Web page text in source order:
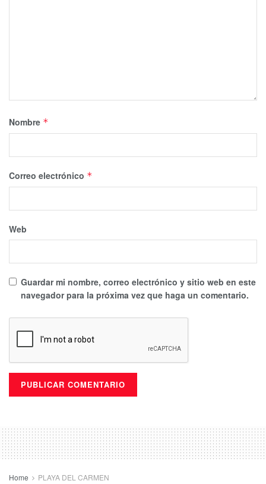
Nombre *
Correo electrónico *
Web
Guardar mi nombre, correo electrónico y sitio web en este
navegador para la próxima vez que haga un comentario.
Home PLAYA DEL CARMEN